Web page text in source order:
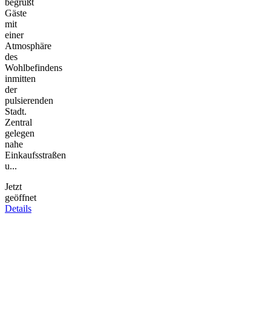
begrüßt
Gäste
mit
einer
Atmosphäre
des
Wohlbefindens
inmitten
der
pulsierenden
Stadt.
Zentral
gelegen
nahe
Einkaufsstraßen
u...
Jetzt
geöffnet
Details